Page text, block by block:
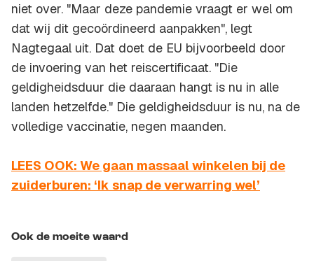
niet over. "Maar deze pandemie vraagt er wel om
dat wij dit gecoördineerd aanpakken", legt
Nagtegaal uit. Dat doet de EU bijvoorbeeld door
de invoering van het reiscertificaat. "Die
geldigheidsduur die daaraan hangt is nu in alle
landen hetzelfde." Die geldigheidsduur is nu, na de
volledige vaccinatie, negen maanden.
LEES OOK: We gaan massaal winkelen bij de
zuiderburen: ‘Ik snap de verwarring wel’
Ook de moeite waard